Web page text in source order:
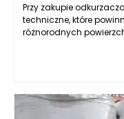
Przy zakupie
techniczne, które
różnorodnych